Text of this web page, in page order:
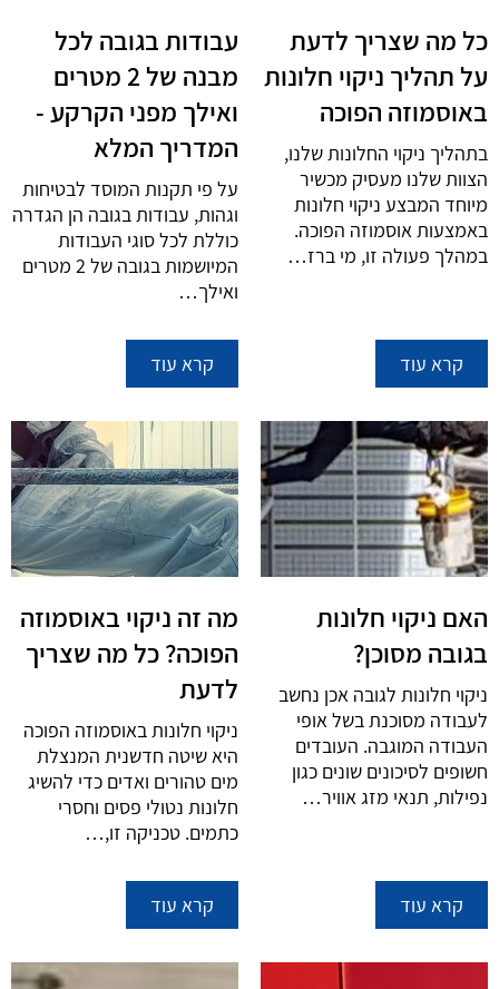
כל מה שצריך לדעת
על תהליך ניקוי חלונות
באוסמוזה הפוכה
בתהליך ניקוי החלונות שלנו,
הצוות שלנו מעסיק מכשיר
מיוחד המבצע ניקוי חלונות
באמצעות אוסמוזה הפוכה.
במהלך פעולה זו, מי ברז…
קרא עוד
עבודות בגובה לכל
מבנה של 2 מטרים
ואילך מפני הקרקע -
המדריך המלא
על פי תקנות המוסד לבטיחות
וגהות, עבודות בגובה הן הגדרה
כוללת לכל סוגי העבודות
המיושמות בגובה של 2 מטרים
ואילך…
קרא עוד
האם ניקוי חלונות
בגובה מסוכן?
ניקוי חלונות לגובה אכן נחשב
לעבודה מסוכנת בשל אופי
העבודה המוגבה. העובדים
חשופים לסיכונים שונים כגון
נפילות, תנאי מזג אוויר…
קרא עוד
מה זה ניקוי באוסמוזה
הפוכה? כל מה שצריך
לדעת
ניקוי חלונות באוסמוזה הפוכה
היא שיטה חדשנית המנצלת
מים טהורים ואדים כדי להשיג
חלונות נטולי פסים וחסרי
כתמים. טכניקה זו,…
קרא עוד